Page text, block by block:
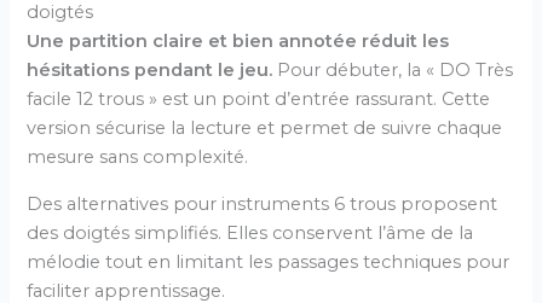
doigtés
Une partition claire et bien annotée réduit les
hésitations pendant le jeu. Pour débuter, la « DO Très
facile 12 trous » est un point d’entrée rassurant. Cette
version sécurise la lecture et permet de suivre chaque
mesure sans complexité.
Des alternatives pour instruments 6 trous proposent
des doigtés simplifiés. Elles conservent l’âme de la
mélodie tout en limitant les passages techniques pour
faciliter apprentissage.